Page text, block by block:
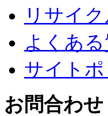
リサイ
よくある
サイト
お問合わせ